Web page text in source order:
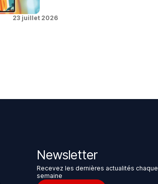
23 juillet 2026
Newsletter
Recevez les dernières actualités chaque
semaine